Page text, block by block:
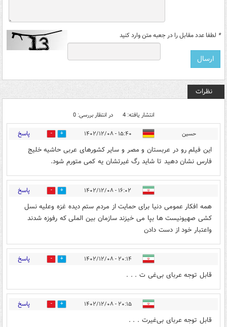
* لطفا عدد مقابل را در جعبه متن وارد کنید
نظرات
انتشار یافته: 4 در انتظار بررسی: 0
حسين ۱۵:۴۰ - ۱۴۰۲/۱۲/۰۸ 2 پاسخ
اين فيلم رو در عربستان و مصر و ساير كشورهاى عربى حاشيه خليج
فارس نشان دهيد تا شايد رگ غيرتشان يه كمى متورم شود.
۱۶:۰۲ - ۱۴۰۲/۱۲/۰۸ 2 پاسخ
همه افکار عمومی دنیا برای حمايت از مردم ستم دیده غزه وعلیه نسل
کشی صهیونیست ها بپا می خیزند سازمان‌ بین الملی که رفوزه شدند
واعتبار خود از دست دادن
۲۰:۱۴ - ۱۴۰۲/۱۲/۰۸ 1 پاسخ
قابل توجه عربای بی‌غی ت . . .
۲۰:۱۵ - ۱۴۰۲/۱۲/۰۸ 1 پاسخ
قابل توجه عربای بی‌غیرت . . .